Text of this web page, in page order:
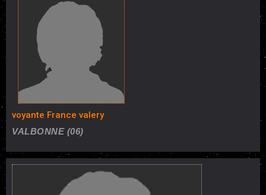
voyante France valery
VALBONNE (06)